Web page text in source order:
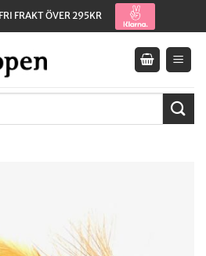
FRAKT ÖVER 295KR